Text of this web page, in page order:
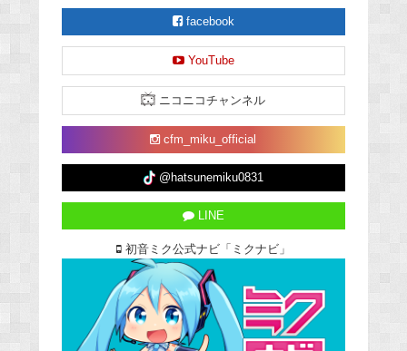
facebook
YouTube
ニコニコチャンネル
cfm_miku_official
@hatsunemiku0831
LINE
初音ミク公式ナビ「ミクナビ」